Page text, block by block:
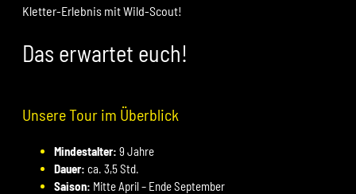
Kletter-Erlebnis mit Wild-Scout!
Das erwartet euch!
Unsere Tour im Überblick
Mindestalter: 9 Jahre
Dauer: ca. 3,5 Std.
Saison: Mitte April – Ende September